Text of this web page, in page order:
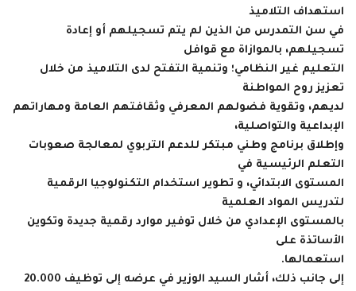
استهداف التلاميذ
في سن التمدرس من الذين لم يتم تسجيلهم أو إعادة
تسجيلهم، بالموازاة مع قوافل
التعليم غير النظامي؛ وتنمية التفتح لدى التلاميذ من خلال
تعزيز روح المواطنة
لديهم، وتقوية فضولهم المعرفي وثقافتهم العامة ومهاراتهم
الإبداعية والتواصلية،
وإطلاق برنامج وطني مبتكر للدعم التربوي لمعالجة صعوبات
التعلم الرئيسية في
المستوى الابتدائي، و تطوير استخدام التكنولوجيا الرقمية
لتدريس المواد العلمية
بالمستوى الإعدادي من خلال توفير موارد رقمية جديدة وتكوين
الأساتذة على
استعمالها.
إلى جانب ذلك، أشار السيد الوزير في عرضه إلى توظيف 20.000